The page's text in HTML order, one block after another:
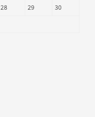
28 29
30